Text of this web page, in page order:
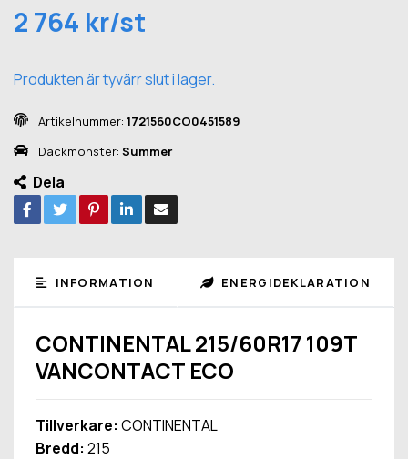
2 764 kr/st
Produkten är tyvärr slut i lager.
Artikelnummer: 1721560CO0451589
Däckmönster: Summer
Dela
INFORMATION ENERGIDEKLARATION
CONTINENTAL 215/60R17 109T
VANCONTACT ECO
Tillverkare: CONTINENTAL
Bredd: 215